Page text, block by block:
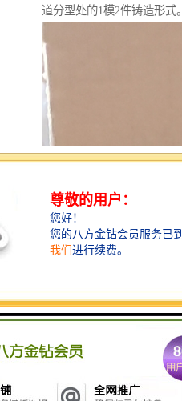
道分型处的1模2件铸造形式。